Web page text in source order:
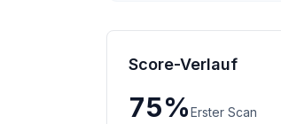
Score-Verlauf
75%Erster Scan